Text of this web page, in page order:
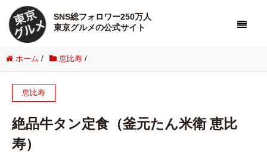
SNS総フォロワー250万人
東京グルメの公式サイト
ホーム / 恵比寿 /
恵比寿
絶品牛タン定食（釜元たん米衛 恵比
寿）